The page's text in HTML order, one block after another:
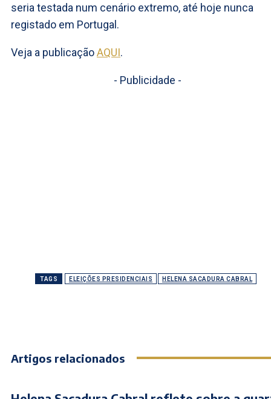
seria testada num cenário extremo, até hoje nunca
registado em Portugal.
Veja a publicaçãoAQUI.
- Publicidade -
TAGS ELEIÇÕES PRESIDENCIAIS HELENA SACADURA CABRAL
Artigos relacionados